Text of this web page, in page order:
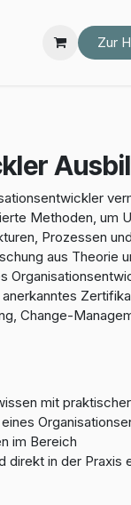
Zur
Methoden, um
Prozessen
aus Theorie
Change-
mit
im Bereich
direkt in der Praxis